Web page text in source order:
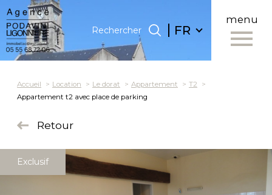
menu
Rechercher FR
Accueil Rechercher
0 Langue
FR
Accueil Location Le dorat Appartement
T2
Appartement t2 avec place de parking
Retour
Exclusif